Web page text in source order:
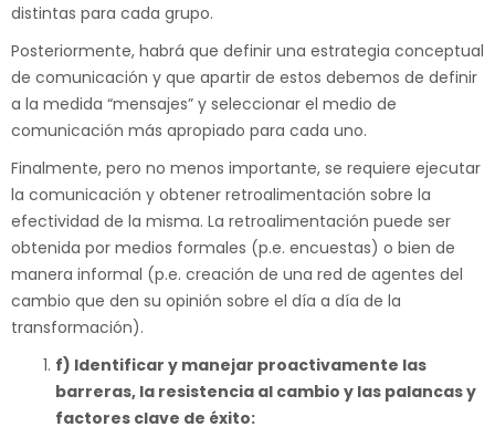
distintas para cada grupo.
Posteriormente, habrá que definir una estrategia conceptual
de comunicación y que apartir de estos debemos de definir
a la medida “mensajes” y seleccionar el medio de
comunicación más apropiado para cada uno.
Finalmente, pero no menos importante, se requiere ejecutar
la comunicación y obtener retroalimentación sobre la
efectividad de la misma. La retroalimentación puede ser
obtenida por medios formales (p.e. encuestas) o bien de
manera informal (p.e. creación de una red de agentes del
cambio que den su opinión sobre el día a día de la
transformación).
f) Identificar y manejar proactivamente las
barreras, la resistencia al cambio y las palancas y
factores clave de éxito: